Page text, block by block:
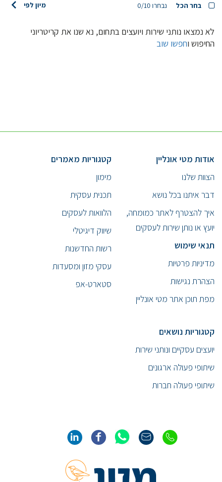
בחר הכל נבחרו 0/10 מיון לפי
לא נמצאו נותני שירות ויועצים בתחום, נא שנו את קריטריוני
החיפוש וחפשו שוב
אודות מטי אונליין
הצוות שלנו
דבר איתנו בכל נושא
איך להצטרף לאתר כמומחה,
יועץ או נותן שירות לעסקים
תנאי שימוש
מדיניות פרטיות
הצהרת נגישות
מפת תוכן אתר מטי אונליין
קטגוריות מאמרים
מימון
תכנית עסקית
הלוואות לעסקים
שיווק דיגיטלי
רשות החדשנות
עסקי מזון ומסעדות
סטארט-אפ
קטגוריות נושאים
יועצים עסקיים ונותני שירות
שיתופי פעולה ארגונים
שיתופי פעולה חברות